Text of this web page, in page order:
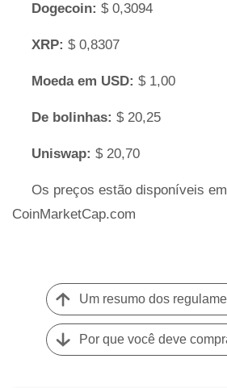
Dogecoin: $ 0,3094
XRP: $ 0,8307
Moeda em USD: $ 1,00
De bolinhas: $ 20,25
Uniswap: $ 20,70
Os preços estão disponíveis em
CoinMarketCap.com